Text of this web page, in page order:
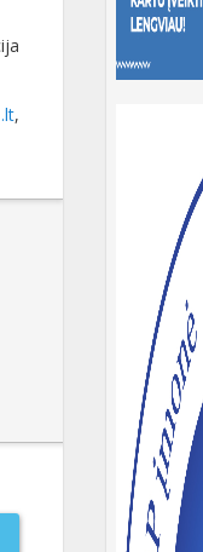
,